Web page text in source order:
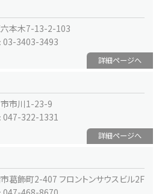
本木7-13-2-103
03-3403-3493
詳細ページへ
市川1-23-9
047-322-1331
詳細ページへ
葛飾町2-407 フロントンサウスビル2F